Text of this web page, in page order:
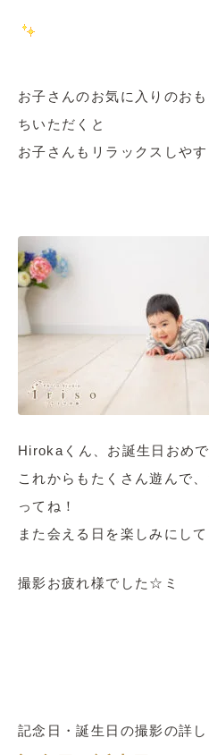
お子さんのお気に入りのお
ちいただくと
お子さんもリラックスしや
Hirokaくん、お誕生日おめ
これからもたくさん遊んで
ってね！
また会える日を楽しみにし
撮影お疲れ様でした☆ミ
記念日・誕生日の撮影の詳